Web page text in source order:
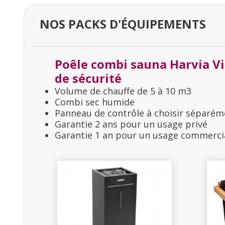
Puissance du poêle
Type de poêle de sauna
Dimensions
Poids
Pierres de sauna nécessaires
Volume de chauffe (m3)
Modèle poêle Harvia Virta Combi
60 kg de pierres de sauna
Harvia 10-15 cm
123,23 CHF
NOS PACKS D'ÉQUIPEMENTS
Poêle combi sauna Harvia
de sécurité
Volume de chauffe de 5 à 10 m3
Combi sec humide
Panneau de contrôle à choisir
Garantie 2 ans pour un usage privé
Garantie 1 an pour un usage